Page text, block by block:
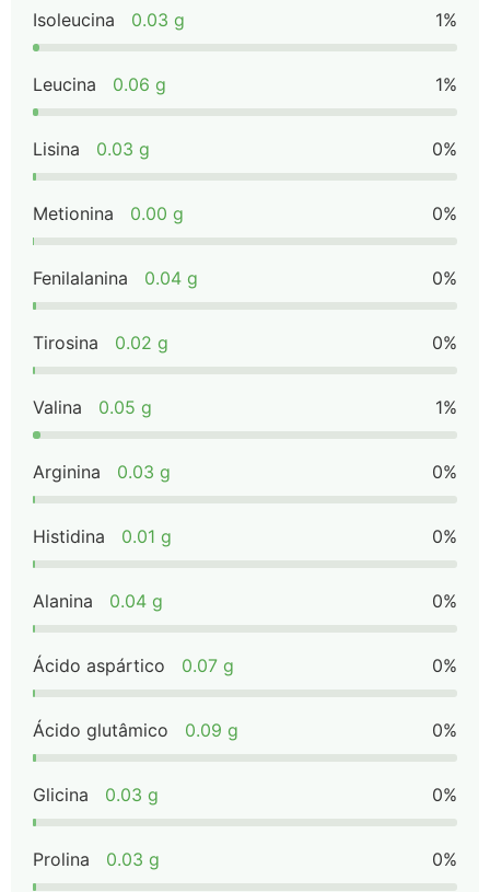
Isoleucina 0.03 g 1%
Leucina 0.06 g 1%
Lisina 0.03 g 0%
Metionina 0.00 g 0%
Fenilalanina 0.04 g 0%
Tirosina 0.02 g 0%
Valina 0.05 g 1%
Arginina 0.03 g 0%
Histidina 0.01 g 0%
Alanina 0.04 g 0%
Ácido aspártico 0.07 g 0%
Ácido glutâmico 0.09 g 0%
Glicina 0.03 g 0%
Prolina 0.03 g 0%